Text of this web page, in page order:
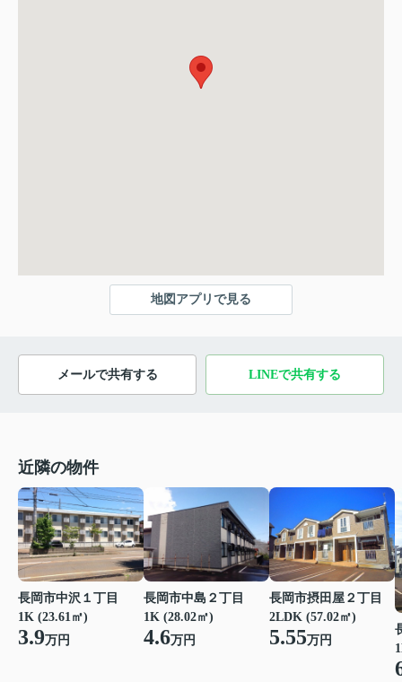
地図アプリで見る
メールで共有する LINEで共有する
近隣の物件
長岡市中沢１丁目
1K (23.61㎡)
3.9万円
長岡市中島２丁目
1K (28.02㎡)
4.6万円
長岡市摂田屋２丁目
2LDK (57.02㎡)
5.55万円